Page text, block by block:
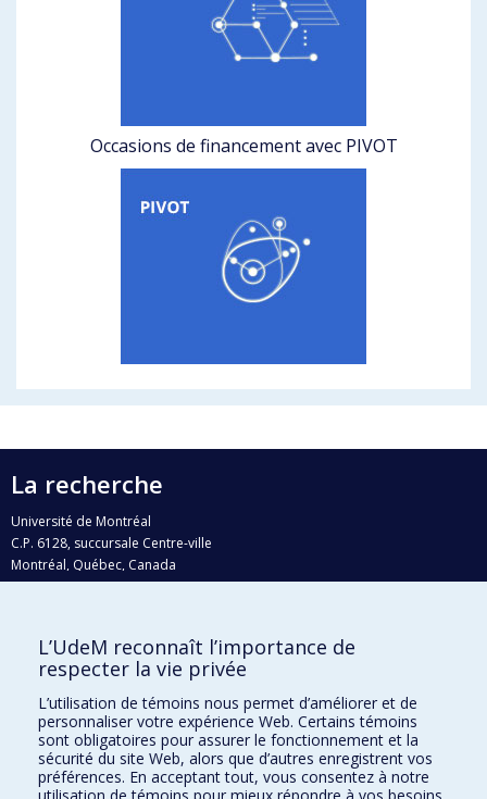
Occasions de financement avec PIVOT
La recherche
Université de Montréal
C.P. 6128, succursale Centre-ville
Montréal, Québec, Canada
H3C 3J7
Qui fait quoi?
Nous trouver
Plan du site
Accessibilité
L’UdeM reconnaît l’importance de
respecter la vie privée
L’utilisation de témoins nous permet d’améliorer et de
personnaliser votre expérience Web. Certains témoins
sont obligatoires pour assurer le fonctionnement et la
sécurité du site Web, alors que d’autres enregistrent vos
préférences. En acceptant tout, vous consentez à notre
utilisation de témoins pour mieux répondre à vos besoins.